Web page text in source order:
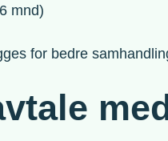
mnd)
for bedre